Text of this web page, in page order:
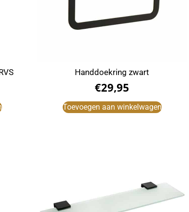
Handdoekring zwart
€29,95
Toevoegen aan winkelwagen